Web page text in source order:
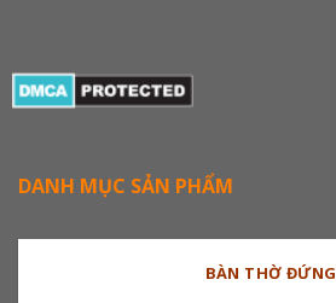
DANH MỤC SẢN PHẨM
BÀN THỜ ĐỨNG